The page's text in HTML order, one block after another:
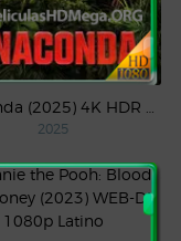
2025